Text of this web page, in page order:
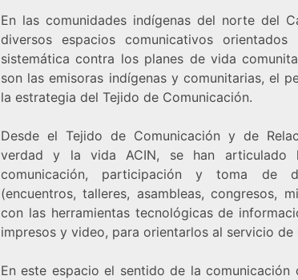
En las comunidades indígenas del norte del
diversos espacios comunicativos
sistemática contra los planes de vida
son las emisoras indígenas y comunitarias, el
la estrategia del Tejido de Comunicación.
Desde el Tejido de Comunicación y de
verdad y la vida ACIN, se han articulado
comunicación, participación y toma de
(encuentros, talleres, asambleas, congresos,
con las herramientas tecnológicas de
impresos y video, para orientarlos al servicio de
En este espacio el sentido de la